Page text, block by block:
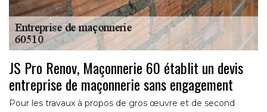
JS Pro Renov, Maçonnerie 60 établit un devis
entreprise de maçonnerie sans engagement
Pour les travaux à propos de gros œuvre et de second